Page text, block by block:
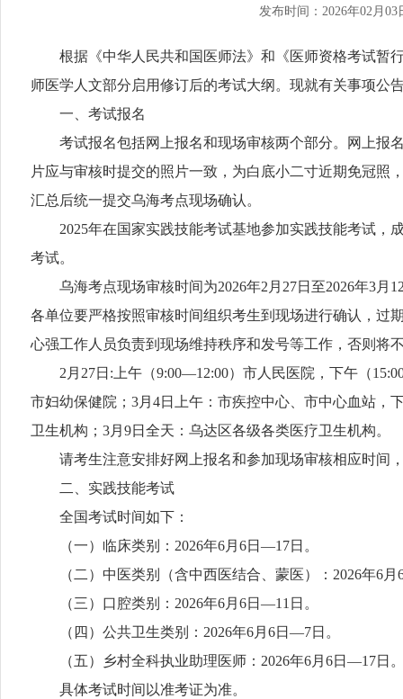
发布时间：2026年02月03
根据《中华人民共和国医师法》和《医师资格考试暂行
师医学人文部分启用修订后的考试大纲。现就有关事项公
一、考试报名
考试报名包括网上报名和现场审核两个部分。网上报名
片应与审核时提交的照片一致，为白底小二寸近期免冠
汇总后统一提交乌海考点现场确认。
2025年在国家实践技能考试基地参加实践技能考试，
考试。
乌海考点现场审核时间为2026年2月27日至2026年3月
各单位要严格按照审核时间组织考生到现场进行确认，过
心强工作人员负责到现场维持秩序和发号等工作，否则将
2月27日:上午（9:00—12:00）市人民医院，下午（
市妇幼保健院；3月4日上午：市疾控中心、市中心血站，
卫生机构；3月9日全天：乌达区各级各类医疗卫生机构。
请考生注意安排好网上报名和参加现场审核相应时间
二、实践技能考试
全国考试时间如下：
（一）临床类别：2026年6月6日—17日。
（二）中医类别（含中西医结合、蒙医）：2026年6月
（三）口腔类别：2026年6月6日—11日。
（四）公共卫生类别：2026年6月6日—7日。
（五）乡村全科执业助理医师：2026年6月6日—17日
具体考试时间以准考证为准。